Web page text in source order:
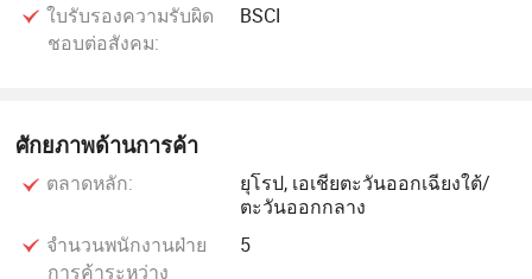
เป่ากระเป่ากระเป่ากระเป่ากระเป่ากระเป่ากระเป่ากระเป่ากระ
เป่ากระเป่ากระเป่ากระเป่ากระเป่ากระเป่ากระเป่าสาย
เป็นสมาชิกของ China Council of Promotion International
Trade และ International Commerce Chamber of China เรา
เชี่ยวชาญในการผลิตอุปกรณ์ประกอบท่อน้ำเช่นก๊อกวาล์วมิกซ์
และอื่นๆ ตอนนี้เรามีความสุขกับพลังในการนำเข้าและส่งออก
ใบรับรองความรับผิด
ชอบต่อสังคม:
BSCI
ศักยภาพด้านการค้า
ตลาดหลัก:
ยุโรป, เอเชียตะวันออกเฉียงใต้/
ตะวันออกกลาง
จำนวนพนักงานฝ่าย
การค้าระหว่าง
5